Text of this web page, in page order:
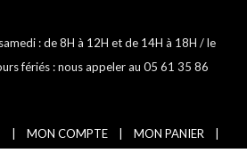
: de 8H à 12H et de 14H à 18H / le
fériés : nous appeler au 05 61 35 86
MON COMPTE MON PANIER